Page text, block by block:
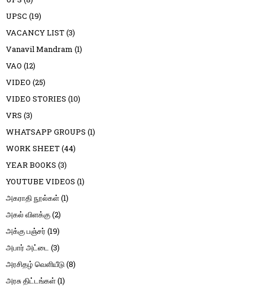
UPSC (19)
VACANCY LIST(3)
Vanavil Mandram (1)
VAO (12)
VIDEO (25)
VIDEO STORIES (10)
VRS (3)
WHATSAPP GROUPS (1)
WORK SHEET(44)
YEAR BOOKS (3)
YOUTUBE VIDEOS (1)
அகராதி நூல்கள்(1)
அகல் விளக்கு(2)
அக்கு பஞ்சர் (19)
அபார் அட்டை (3)
அரசிதழ் வெளியீடு(8)
அரசு திட்டங்கள்(1)